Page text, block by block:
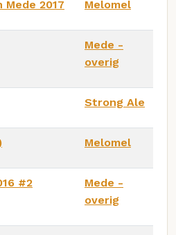
2017 Melomel
Mede -
overig
Strong Ale
Melomel
#2
Mede -
overig